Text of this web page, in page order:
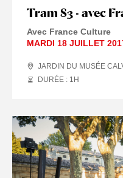
Tram 83 - avec
Avec France Culture
MARDI 18 JUILLET
JARDIN DU MUSÉE
DURÉE : 1 H